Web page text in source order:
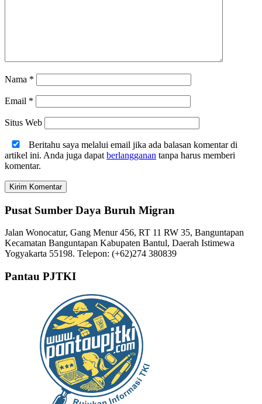
Nama *
Email *
Situs Web
Beritahu saya melalui email jika ada balasan komentar di
artikel ini. Anda juga dapat berlangganan tanpa harus memberi
komentar.
Pusat Sumber Daya Buruh Migran
Jalan Wonocatur, Gang Menur 456, RT 11 RW 35, Banguntapan
Kecamatan Banguntapan Kabupaten Bantul, Daerah Istimewa
Yogyakarta 55198. Telepon: (+62)274 380839
Pantau PJTKI